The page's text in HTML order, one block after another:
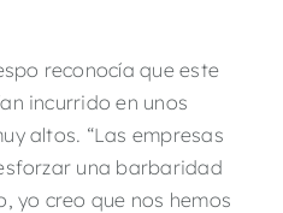
reconocía que este
incurrido en unos
altos. “Las empresas
una barbaridad
yo creo que nos hemos